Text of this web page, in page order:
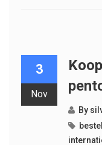
3
Nov
By